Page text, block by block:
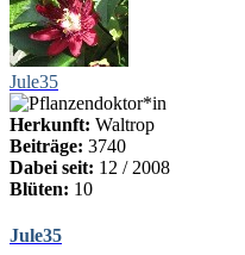
Jule35
Herkunft: Waltrop
Beiträge: 3740
Dabei seit: 12 / 2008
Blüten: 10
Jule35